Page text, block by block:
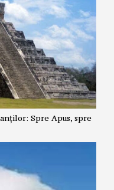
Spre Apus, spre